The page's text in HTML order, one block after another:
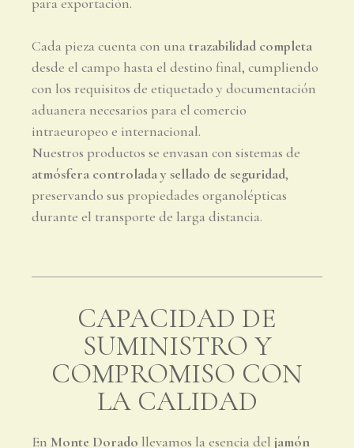
Cada pieza cuenta con una trazabilidad completa
desde el campo hasta el destino final, cumpliendo
con los requisitos de etiquetado y documentación
aduanera necesarios para el comercio
intraeuropeo e internacional.
Nuestros productos se envasan con sistemas de
atmósfera controlada y sellado de seguridad,
preservando sus propiedades organolépticas
durante el transporte de larga distancia.
CAPACIDAD DE
SUMINISTRO Y
COMPROMISO CON
LA CALIDAD
En Monte Dorado llevamos la esencia del jamón